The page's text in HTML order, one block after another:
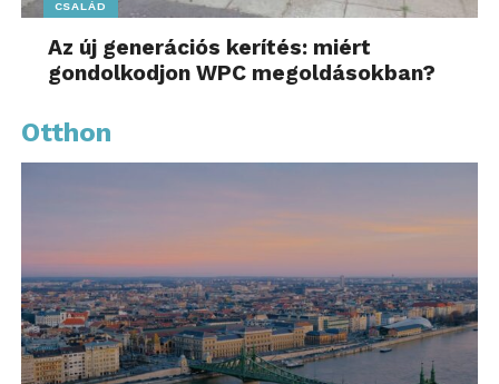
CSALÁD
Az új generációs kerítés: miért
gondolkodjon WPC megoldásokban?
Otthon